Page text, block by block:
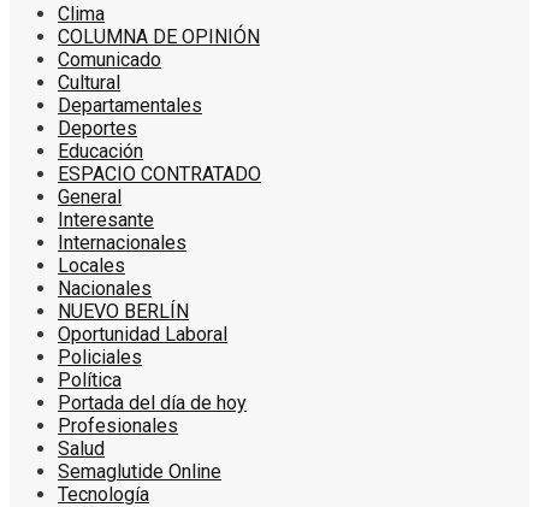
Clima
COLUMNA DE OPINIÓN
Comunicado
Cultural
Departamentales
Deportes
Educación
ESPACIO CONTRATADO
General
Interesante
Internacionales
Locales
Nacionales
NUEVO BERLÍN
Oportunidad Laboral
Policiales
Política
Portada del día de hoy
Profesionales
Salud
Semaglutide Online
Tecnología